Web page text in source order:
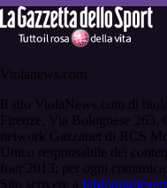
Violanews.com
Il sito ViolaNews.com di
Firenze, Via Bolognese 263,
network Gazzanet di RCS
Unico responsabile dei
four 2013; per ogni
Sito scrivere a